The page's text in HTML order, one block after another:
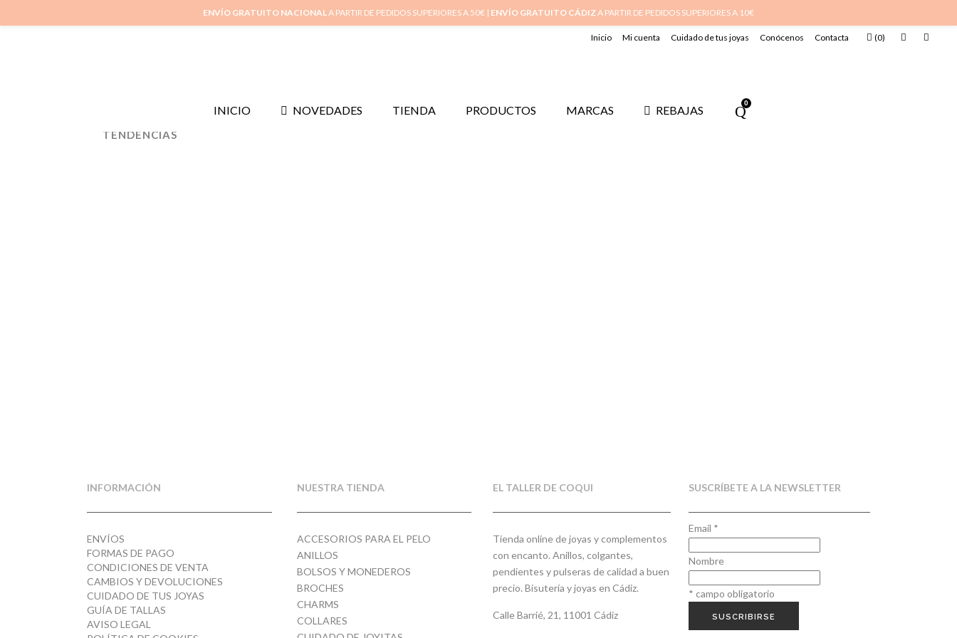
Inicio Mi cuenta Cuidado de tus joyas Conócenos Contacta (0)
INICIO NOVEDADES TIENDA PRODUCTOS MARCAS REBAJAS
0
IDEAS PARA REGALAR NOTICIAS NOVEDADES
SIN CATEGORÍA
TENDENCIAS
INFORMACIÓN
ENVÍOS
FORMAS DE PAGO
CONDICIONES DE VENTA
CAMBIOS Y DEVOLUCIONES
CUIDADO DE TUS JOYAS
GUÍA DE TALLAS
AVISO LEGAL
NUESTRA TIENDA
ACCESORIOS PARA EL PELO
ANILLOS
BOLSOS Y MONEDEROS
BROCHES
CHARMS
COLLARES
EL TALLER DE COQUI
Tienda online de joyas y complementos
con encanto. Anillos, colgantes,
pendientes y pulseras de calidad a buen
precio. Bisutería y joyas en Cádiz.
Calle Barrié, 21, 11001 Cádiz
SUSCRÍBETE A LA NEWSLETTER
Email *
Nombre
* campo obligatorio
ENVÍO GRATUITO NACIONALA PARTIR DE PEDIDOS SUPERIORES A 50€ | ENVÍO GRATUITO CÁDIZA PARTIR DE PEDIDOS SUPERIORES A 10€